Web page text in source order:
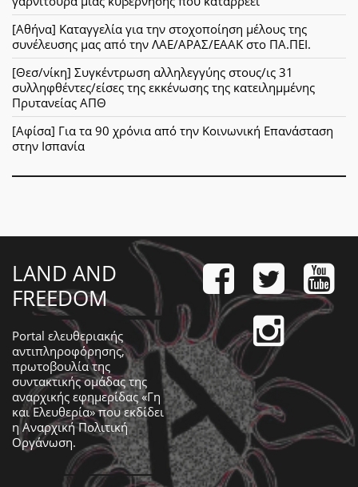
[Αθήνα] Καταγγελία για την στοχοποίηση μέλους της
συνέλευσης μας από την ΛΑΕ/ΑΡΑΣ/ΕΑΑΚ στο ΠΑ.ΠΕΙ.
[Θεσ/νίκη] Συγκέντρωση αλληλεγγύης στους/ις 31
συλληφθέντες/είσες της εκκένωσης της κατειλημμένης
Πρυτανείας ΑΠΘ
[Αφίσα] Για τα 90 χρόνια από την Κοινωνική Επανάσταση
στην Ισπανία
LAND AND
FREEDOM
Portal ελευθεριακής
αντιπληροφόρησης,
πρωτοβουλία της
συντακτικής ομάδας της
αναρχικής εφημερίδας «Γη
και Ελευθερία» που εκδίδει
ηΑναρχική Πολιτική
Οργάνωση.